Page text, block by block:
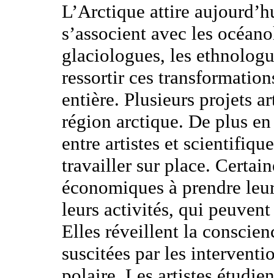
L’Arctique attire
s’associent avec les
glaciologues, les
ressortir ces
entière. Plusieurs projets
région arctique. De plus
entre artistes et
travailler sur place.
économiques à prendre
leurs activités, qui
Elles réveillent la
suscitées par les